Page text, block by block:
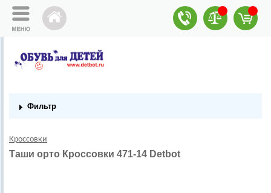
Фильтр
Кроссовки
Таши орто Кроссовки 471-14 Detbot